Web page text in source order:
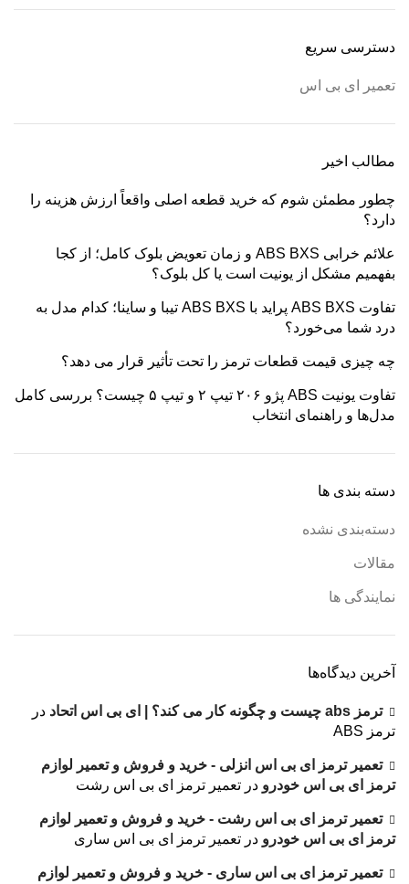
دسترسی سریع
تعمیر ای بی اس
مطالب اخیر
چطور مطمئن شوم که خرید قطعه اصلی واقعاً ارزش هزینه را
دارد؟
علائم خرابی ABS BXS و زمان تعویض بلوک کامل؛ از کجا
بفهمیم مشکل از یونیت است یا کل بلوک؟
تفاوت ABS BXS پراید با ABS BXS تیبا و ساینا؛ کدام مدل به
درد شما می‌خورد؟
چه چیزی قیمت قطعات ترمز را تحت تأثیر قرار می دهد؟
تفاوت یونیت ABS پژو ۲۰۶ تیپ ۲ و تیپ ۵ چیست؟ بررسی کامل
مدل‌ها و راهنمای انتخاب
دسته بندی ها
دسته‌بندی نشده
مقالات
نمایندگی ها
آخرین دیدگاه‌ها
ترمز abs چیست و چگونه کار می کند؟ | ای بی اس اتحاد
در
ترمز ABS
تعمیر ترمز ای بی اس انزلی - خرید و فروش و تعمیر لوازم
ترمز ای بی اس خودرو در تعمیر ترمز ای بی اس رشت
تعمیر ترمز ای بی اس رشت - خرید و فروش و تعمیر لوازم
ترمز ای بی اس خودرو در تعمیر ترمز ای بی اس ساری
تعمیر ترمز ای بی اس ساری - خرید و فروش و تعمیر لوازم